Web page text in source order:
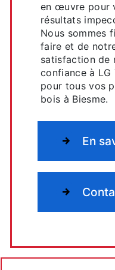
en œuvre pour
résultats
Nous sommes
faire et de
satisfaction de
confiance à LG
pour tous vos
bois à Biesme.
En